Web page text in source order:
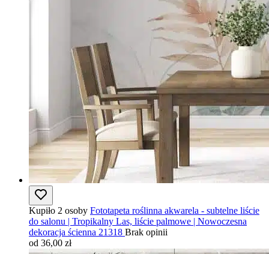
Kupiło 2 osoby Fototapeta roślinna akwarela - subtelne liście
do salonu | Tropikalny Las, liście palmowe | Nowoczesna
dekoracja ścienna 21318 Brak opinii
od 36,00 zł